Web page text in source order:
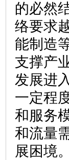
的必然
络要求
能制造
支撑产
发展进
一定程
和服务
和流量
展困境